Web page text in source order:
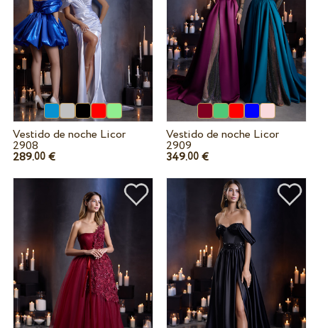
Vestido de noche Licor
2908
289.00€
Vestido de noche Licor
2909
349.00 €